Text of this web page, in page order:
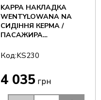
KAPPA НАКЛАДКА
WENTYLOWANA NA
СИДІННЯ КЕРМА /
ПАСАЖИРА
Код:KS230
4 035 грн